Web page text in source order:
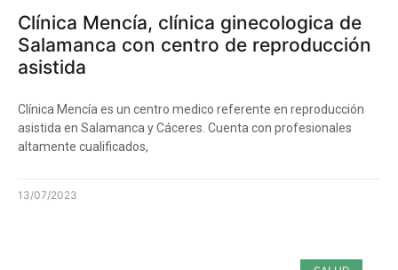
Clínica Mencía, clínica ginecologica de
Salamanca con centro de reproducción
asistida
Clínica Mencía es un centro medico referente en reproducción
asistida en Salamanca y Cáceres. Cuenta con profesionales
altamente cualificados,
13/07/2023